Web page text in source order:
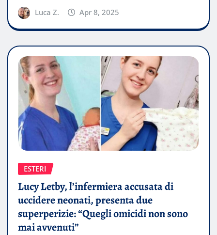
Luca Z. Apr 8, 2025
ESTERI
Lucy Letby, l’infermiera accusata di
uccidere neonati, presenta due
superperizie: “Quegli omicidi non sono
mai avvenuti”